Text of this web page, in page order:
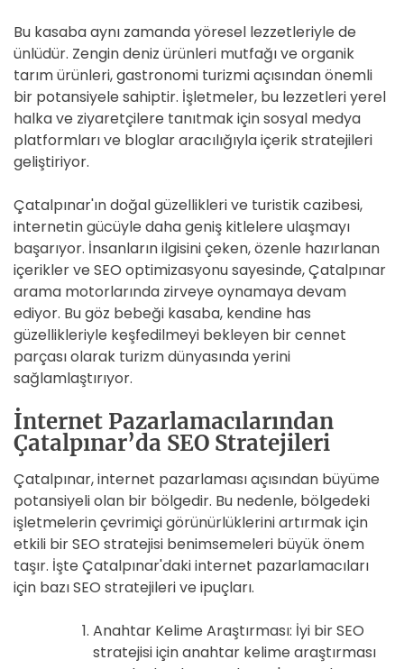
Bu kasaba aynı zamanda yöresel lezzetleriyle de
ünlüdür. Zengin deniz ürünleri mutfağı ve organik
tarım ürünleri, gastronomi turizmi açısından önemli
bir potansiyele sahiptir. İşletmeler, bu lezzetleri yerel
halka ve ziyaretçilere tanıtmak için sosyal medya
platformları ve bloglar aracılığıyla içerik stratejileri
geliştiriyor.
Çatalpınar'ın doğal güzellikleri ve turistik cazibesi,
internetin gücüyle daha geniş kitlelere ulaşmayı
başarıyor. İnsanların ilgisini çeken, özenle hazırlanan
içerikler ve SEO optimizasyonu sayesinde, Çatalpınar
arama motorlarında zirveye oynamaya devam
ediyor. Bu göz bebeği kasaba, kendine has
güzellikleriyle keşfedilmeyi bekleyen bir cennet
parçası olarak turizm dünyasında yerini
sağlamlaştırıyor.
İnternet Pazarlamacılarından
Çatalpınar’da SEO Stratejileri
Çatalpınar, internet pazarlaması açısından büyüme
potansiyeli olan bir bölgedir. Bu nedenle, bölgedeki
işletmelerin çevrimiçi görünürlüklerini artırmak için
etkili bir SEO stratejisi benimsemeleri büyük önem
taşır. İşte Çatalpınar'daki internet pazarlamacıları
için bazı SEO stratejileri ve ipuçları.
Anahtar Kelime Araştırması: İyi bir SEO
stratejisi için anahtar kelime araştırması